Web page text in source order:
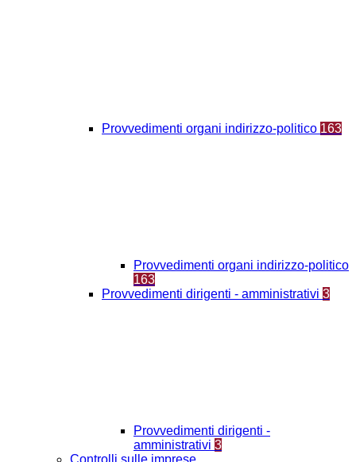
Provvedimenti organi indirizzo-politico 163
Provvedimenti organi indirizzo-politico
163
Provvedimenti dirigenti - amministrativi 3
Provvedimenti dirigenti -
amministrativi 3